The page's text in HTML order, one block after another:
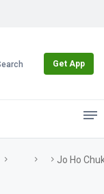
Get App
Jo Ho